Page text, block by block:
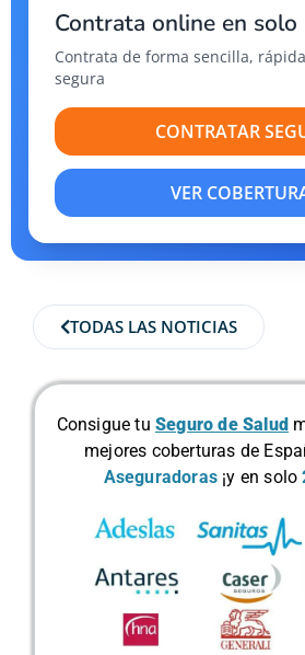
Contrata online en
Contrata de forma sencilla,
segura
CONTRATAR
VER
TODAS LAS NOTICIAS
Consigue tu Seguro de Salud
mejores coberturas de
Aseguradoras ¡y en solo